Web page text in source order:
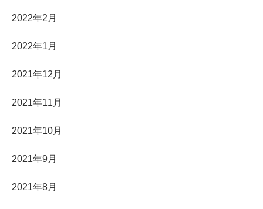
2022年2月
2022年1月
2021年12月
2021年11月
2021年10月
2021年9月
2021年8月